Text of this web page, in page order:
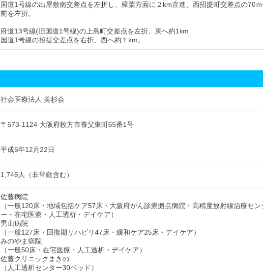
国道1号線の出屋敷南交差点を左折し、樟葉方面に２km直進、西招提町交差点の70
前を左折。
府道13号線(旧国道1号線)の上島町交差点を左折、東へ約1km
国道1号線の招提交差点を右折、西へ約１km。
社会医療法人 美杉会
〒573-1124 大阪府枚方市養父東町65番1号
平成6年12月22日
1,746人（非常勤含む）
佐藤病院
（一般120床・地域包括ケア57床・大阪府がん診療拠点病院・高精度放射線治療セン
ー・在宅医療・人工透析・デイケア）
男山病院
（一般127床・回復期リハビリ47床・緩和ケア25床・デイケア）
みのやま病院
（一般50床・在宅医療・人工透析・デイケア）
佐藤クリニックまきの
（人工透析センター30ベッド）